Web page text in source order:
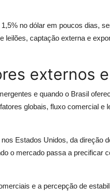
no dólar em poucos dias,
leilões, captação externa e
externos
e quando o Brasil
globais, fluxo comercial e
Estados Unidos, da direção
o mercado passa a precificar
e a percepção de